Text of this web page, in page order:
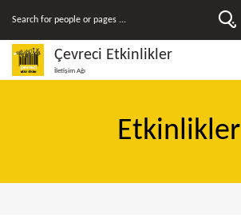
Çevreci Etkinlikler
İletişim Ağı
Etkinlikler